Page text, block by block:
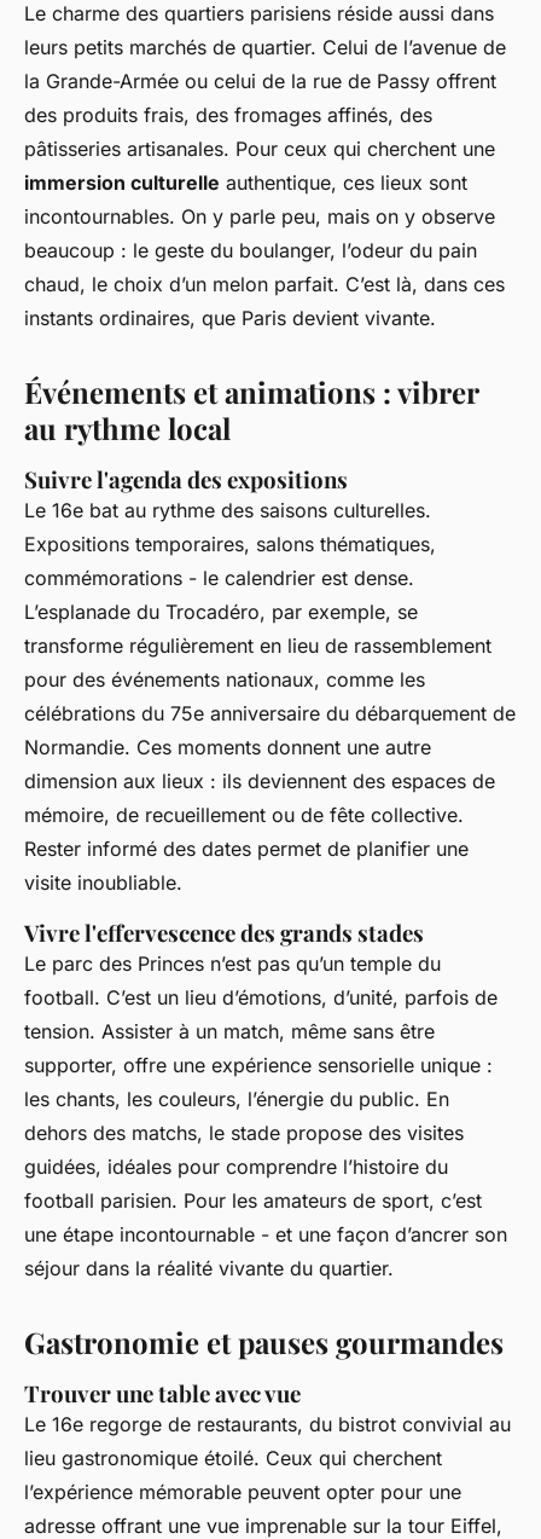
Le charme des quartiers parisiens réside aussi dans
leurs petits marchés de quartier. Celui de l’avenue de
la Grande-Armée ou celui de la rue de Passy offrent
des produits frais, des fromages affinés, des
pâtisseries artisanales. Pour ceux qui cherchent une
immersion culturelle authentique, ces lieux sont
incontournables. On y parle peu, mais on y observe
beaucoup : le geste du boulanger, l’odeur du pain
chaud, le choix d’un melon parfait. C’est là, dans ces
instants ordinaires, que Paris devient vivante.
Événements et animations : vibrer
au rythme local
Suivre l'agenda des expositions
Le 16e bat au rythme des saisons culturelles.
Expositions temporaires, salons thématiques,
commémorations - le calendrier est dense.
L’esplanade du Trocadéro, par exemple, se
transforme régulièrement en lieu de rassemblement
pour des événements nationaux, comme les
célébrations du 75e anniversaire du débarquement de
Normandie. Ces moments donnent une autre
dimension aux lieux : ils deviennent des espaces de
mémoire, de recueillement ou de fête collective.
Rester informé des dates permet de planifier une
visite inoubliable.
Vivre l'effervescence des grands stades
Le parc des Princes n’est pas qu’un temple du
football. C’est un lieu d’émotions, d’unité, parfois de
tension. Assister à un match, même sans être
supporter, offre une expérience sensorielle unique :
les chants, les couleurs, l’énergie du public. En
dehors des matchs, le stade propose des visites
guidées, idéales pour comprendre l’histoire du
football parisien. Pour les amateurs de sport, c’est
une étape incontournable - et une façon d’ancrer son
séjour dans la réalité vivante du quartier.
Gastronomie et pauses gourmandes
Trouver une table avec vue
Le 16e regorge de restaurants, du bistrot convivial au
lieu gastronomique étoilé. Ceux qui cherchent
l’expérience mémorable peuvent opter pour une
adresse offrant une vue imprenable sur la tour Eiffel,